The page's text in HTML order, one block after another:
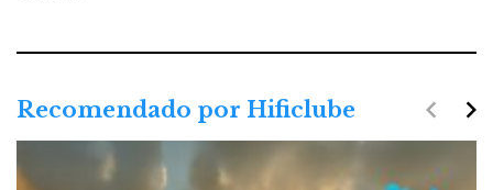
Recomendado por Hificlube navigate_next
navigate_before